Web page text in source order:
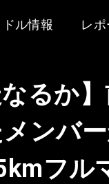
ル情報 レポ
なるか
ンバ
フル